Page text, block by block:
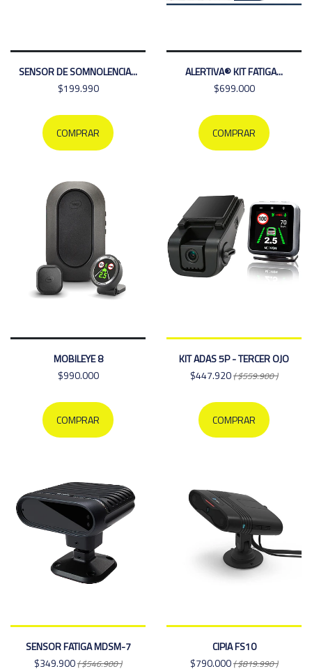
SENSOR DE SOMNOLENCIA...
$199.990
COMPRAR
ALERTIVA® KIT FATIGA...
$699.000
COMPRAR
MOBILEYE 8
$990.000
COMPRAR
KIT ADAS 5P - TERCER OJO
$447.920( $559.900 )
COMPRAR
SENSOR FATIGA MDSM-7
$349.900( $546.900 )
CIPIA FS10
$790.000( $819.990 )